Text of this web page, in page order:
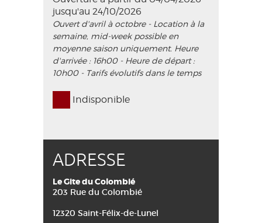
jusqu'au 24/10/2026
Ouvert d'avril à octobre - Location à la
semaine, mid-week possible en
moyenne saison uniquement. Heure
d'arrivée : 16h00 - Heure de départ :
10h00 - Tarifs évolutifs dans le temps
Indisponible
ADRESSE
Le Gite du Colombié
203 Rue du Colombié
12320 Saint-Félix-de-Lunel